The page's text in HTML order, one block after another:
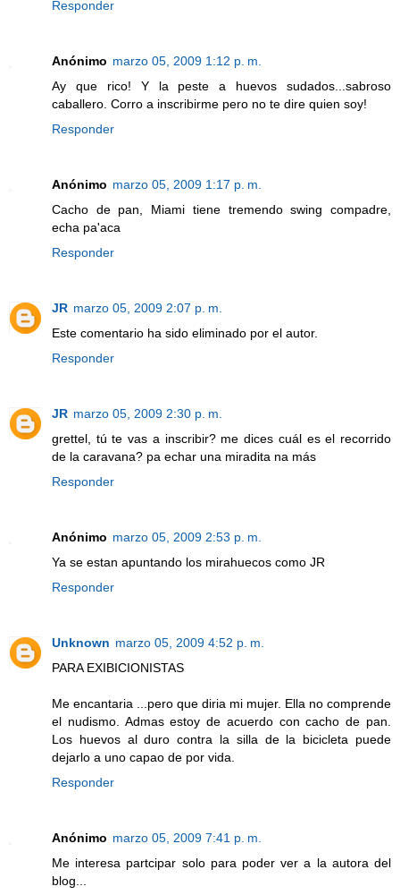
Responder
Anónimo marzo 05, 2009 1:12 p. m.
Ay que rico! Y la peste a huevos sudados...sabroso
caballero. Corro a inscribirme pero no te dire quien soy!
Responder
Anónimo marzo 05, 2009 1:17 p. m.
Cacho de pan, Miami tiene tremendo swing compadre,
echa pa'aca
Responder
JR marzo 05, 2009 2:07 p. m.
Este comentario ha sido eliminado por el autor.
Responder
JR marzo 05, 2009 2:30 p. m.
grettel, tú te vas a inscribir? me dices cuál es el recorrido
de la caravana? pa echar una miradita na más
Responder
Anónimo marzo 05, 2009 2:53 p. m.
Ya se estan apuntando los mirahuecos como JR
Responder
Unknown marzo 05, 2009 4:52 p. m.
PARA EXIBICIONISTAS
Me encantaria ...pero que diria mi mujer. Ella no comprende
el nudismo. Admas estoy de acuerdo con cacho de pan.
Los huevos al duro contra la silla de la bicicleta puede
dejarlo a uno capao de por vida.
Responder
Anónimo marzo 05, 2009 7:41 p. m.
Me interesa partcipar solo para poder ver a la autora del
blog...